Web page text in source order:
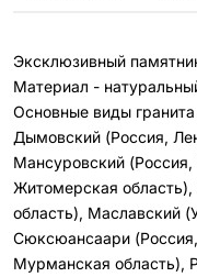
Эксклюзивный
Материал -
Основные виды
Дымовский (Россия,
Мансуровский (Россия,
Житомерская
область), Маславский
Сюксюансаари
Мурманская область),